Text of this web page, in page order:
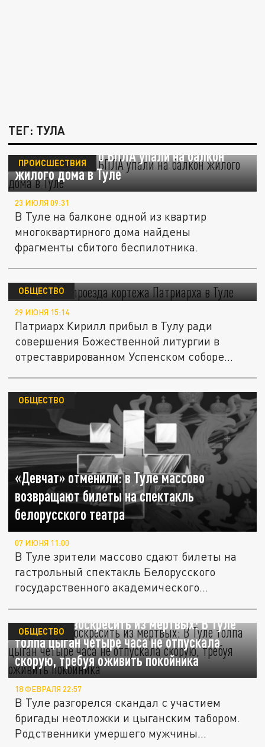
ТЕГ: ТУЛА
Обломки сбитого БПЛА упали на балкон
жилого дома в Туле
ПРОИСШЕСТВИЯ
23 ИЮЛЯ 09:31
В Туле на балконе одной из квартир
многоквартирного дома найдены
фрагменты сбитого беспилотника.
Есть видео проезда кортежа Патриарха в
Туле
ОБЩЕСТВО
29 ИЮНЯ 15:14
Патриарх Кирилл прибыл в Тулу ради
совершения Божественной литургии в
отреставрированном Успенском соборе...
«Девчат» отменили: в Туле массово
возвращают билеты на спектакль
белорусского театра
ОБЩЕСТВО
07 ИЮНЯ 11:00
В Туле зрители массово сдают билеты на
гастрольный спектакль Белорусского
государственного академического...
Требовали воскресить из мертвых: В Туле
толпа цыган четыре часа не отпускала
скорую, требуя оживить покойника
ОБЩЕСТВО
18 ФЕВРАЛЯ 22:57
В Туле разгорелся скандал с участием
бригады неотложки и цыганским табором.
Родственники умершего мужчины...